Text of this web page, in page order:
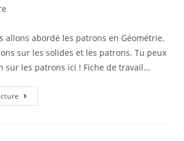
allons abordé les patrons en Géométrie.
sur les solides et les patrons. Tu peux
sur les patrons ici ! Fiche de travail…